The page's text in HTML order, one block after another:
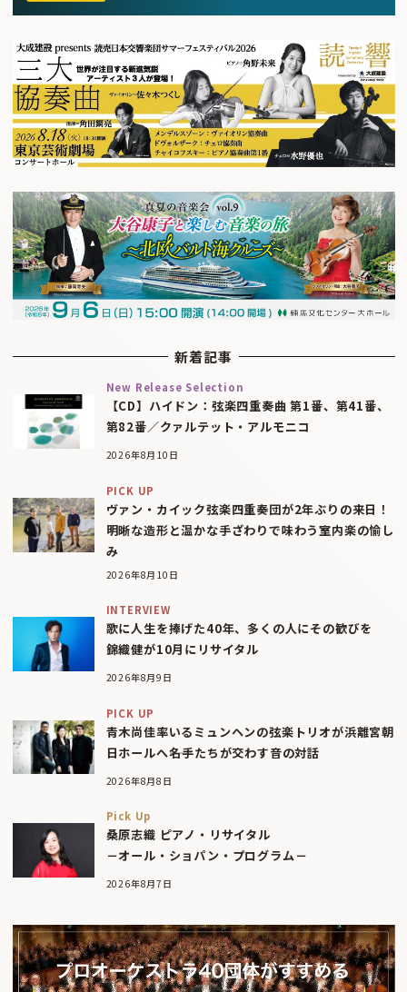
新着記事
New Release Selection
【CD】ハイドン：弦楽四重奏曲 第1番、第41番、
第82番／クァルテット・アルモニコ
2026年8月10日
PICK UP
ヴァン・カイック弦楽四重奏団が2年ぶりの来日！
明晰な造形と温かな手ざわりで味わう室内楽の愉し
み
2026年8月10日
INTERVIEW
歌に人生を捧げた40年、多くの人にその歓びを
錦織健が10月にリサイタル
2026年8月9日
PICK UP
青木尚佳率いるミュンヘンの弦楽トリオが浜離宮朝
日ホールへ――名手たちが交わす音の対話
2026年8月8日
Pick Up
桑原志織 ピアノ・リサイタル
－オール・ショパン・プログラム－
2026年8月7日